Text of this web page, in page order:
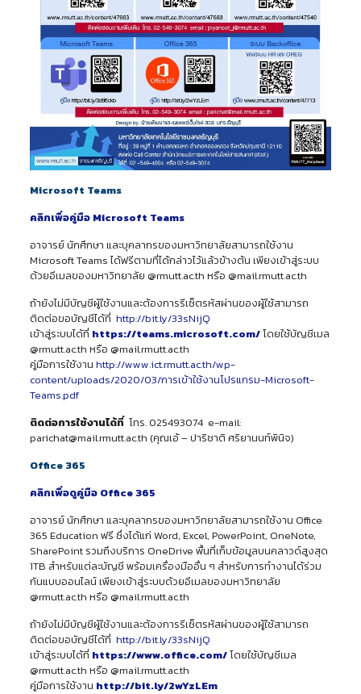
Microsoft Teams
คลิกเพื่อคู่มือ Microsoft Teams
อาจารย์ นักศึกษา และบุคลากรของมหาวิทยาลัยสามารถใช้งาน
Microsoft Teams ได้ฟรีตามที่ได้กล่าวไว้แล้วข้างต้น เพียงเข้าสู่ระบบ
ด้วยอีเมลของมหาวิทยาลัย @rmutt.ac.th หรือ @mail.rmutt.ac.th
ถ้ายังไม่มีบัญชีผู้ใช้งานและต้องการรีเซ็ตรหัสผ่านของผู้ใช้สามารถ
ติดต่อขอบัญชีได้ที่ http://bit.ly/33sNijQ
เข้าสู่ระบบได้ที่ https://teams.microsoft.com/โดยใช้บัญชีเมล
@rmutt.ac.th หรือ @mail.rmutt.ac.th
คู่มือการใช้งาน http://www.ict.rmutt.ac.th/wp-
content/uploads/2020/03/การเข้าใช้งานโปรแกรม-Microsoft-
Teams.pdf
ติดต่อการใช้งานได้ที่ โทร. 025493074 e-mail:
parichat@mail.rmutt.ac.th (คุณเอ้ – ปาริชาติ ศริยานนท์พินิจ)
Office 365
คลิกเพื่อดูคู่มือ Office 365
อาจารย์ นักศึกษา และบุคลากรของมหาวิทยาลัยสามารถใช้งาน Office
365 Education ฟรี ซึ่งได้แก่ Word, Excel, PowerPoint, OneNote,
SharePoint รวมถึงบริการ OneDrive พื้นที่เก็บข้อมูลบนคลาวด์สูงสุด
1TB สำหรับแต่ละบัญชี พร้อมเครื่องมืออื่น ๆ สำหรับการทำงานได้ร่วม
กันแบบออนไลน์ เพียงเข้าสู่ระบบด้วยอีเมลของมหาวิทยาลัย
@rmutt.ac.th หรือ @mail.rmutt.ac.th
ถ้ายังไม่มีบัญชีผู้ใช้งานและต้องการรีเซ็ตรหัสผ่านของผู้ใช้สามารถ
ติดต่อขอบัญชีได้ที่ http://bit.ly/33sNijQ
เข้าสู่ระบบได้ที่ https://www.office.com/โดยใช้บัญชีเมล
@rmutt.ac.th หรือ @mail.rmutt.ac.th
คู่มือการใช้งาน http://bit.ly/2wYzLEm